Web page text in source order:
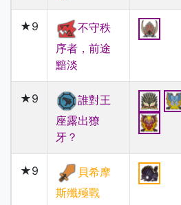
★9
不守秩
序者，前途
黯淡
★9
誰對王
座露出獠
牙？
★9
貝希摩
斯殲殛戰